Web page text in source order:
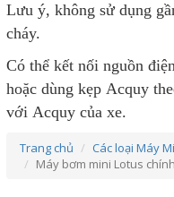
Vặn vòi phun không khí
bơm.
Lưu ý, không sử dụng
Có thể kết nối nguồn